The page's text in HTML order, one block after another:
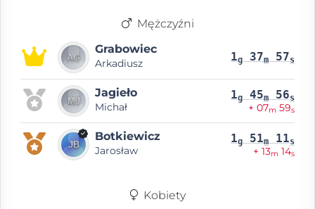
Mężczyźni
Grabowiec
Arkadiusz 1g 37m 57s
Jagieło
Michał
1g 45m 56s
+ 07m 59s
Botkiewicz
Jarosław
1g 51m 11s
+ 13m 14s
Kobiety